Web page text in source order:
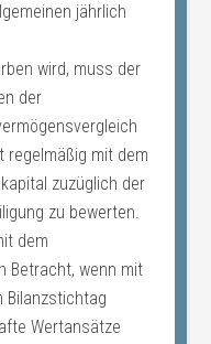
jährlich
wird, muss der
der
regelmäßig mit dem
zuzüglich der
zu bewerten.
dem
Betracht, wenn mit
Bilanzstichtag
Wertansätze